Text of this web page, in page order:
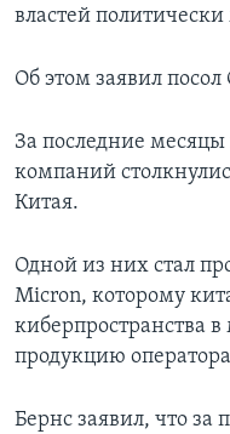
властей
Об этом заявил
За последние
компаний
Китая.
Одной из них стал
Micron, которому
киберпространства
продукцию
Бернс заявил, что за